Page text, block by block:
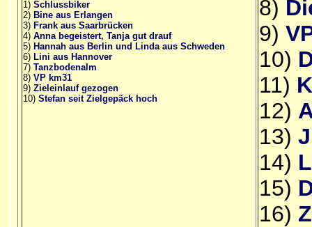
1) Schlussbiker
2) Bine aus Erlangen
3) Frank aus Saarbrücken
4) Anna begeistert, Tanja gut drauf
5) Hannah aus Berlin und Linda aus Schweden
6) Lini aus Hannover
7) Tanzbodenalm
8) VP km31
9) Zieleinlauf gezogen
10) Stefan seit Zielgepäck hoch
8)
9)
10)
11)
12)
13)
14)
15)
16)